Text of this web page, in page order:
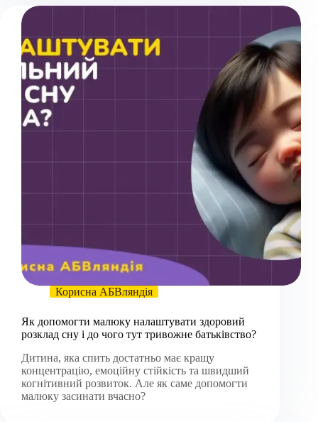
Корисна АБВляндія
Як допомогти малюку налаштувати здоровий
розклад сну і до чого тут тривожне батьківство?
Дитина, яка спить достатньо має кращу
концентрацію, емоційну стійкість та швидший
когнітивний розвиток. Але як саме допомогти
малюку засинати вчасно?